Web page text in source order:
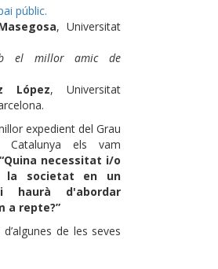
públic.
, Universitat
el millor amic de
López, Universitat
expedient del Grau
Catalunya els vam
“Quina necessitat i/o
la societat en un
d'abordar
a repte?”
de les seves